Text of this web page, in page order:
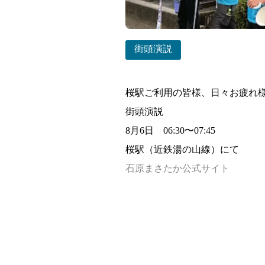
街頭演説
桜駅ご利用の皆様、日々お疲れ
街頭演説
8月6日 06:30〜07:45
桜駅（近鉄湯の山線）にて
石原まさたか公式サイト